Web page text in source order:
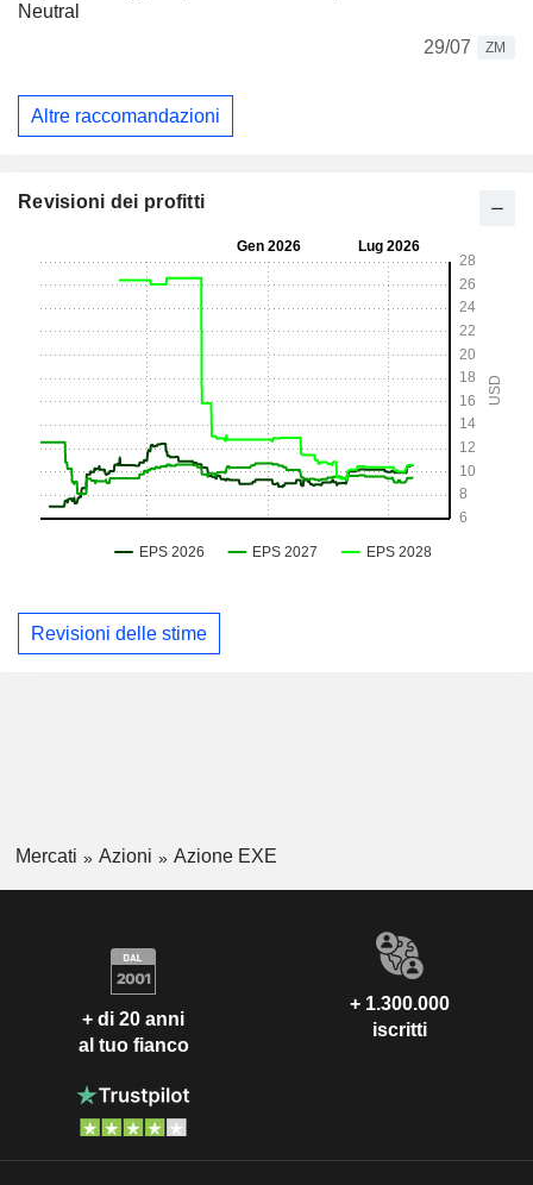
Neutral
29/07
ZM
Altre raccomandazioni
Revisioni dei profitti
Revisioni delle stime
Mercati Azioni Azione EXE
+ di 20 anni
al tuo fianco
+ 1.300.000
iscritti